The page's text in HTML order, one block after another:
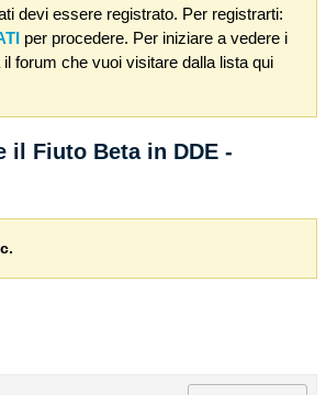
devi essere registrato. Per registrarti:
per procedere. Per iniziare a vedere i
forum che vuoi visitare dalla lista qui
il Fiuto Beta in DDE -